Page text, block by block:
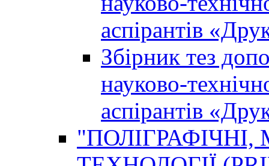
аспірантів
Збірник тез
науково-
аспірантів